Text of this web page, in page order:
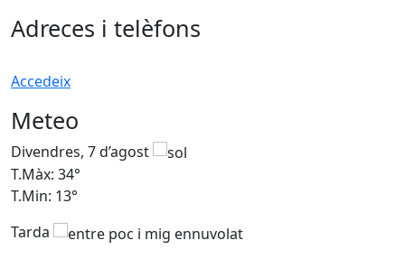
Adreces i telèfons
Accedeix
Meteo
Divendres, 7 d’agost
T.Màx: 34°
T.Min: 13°
Tarda